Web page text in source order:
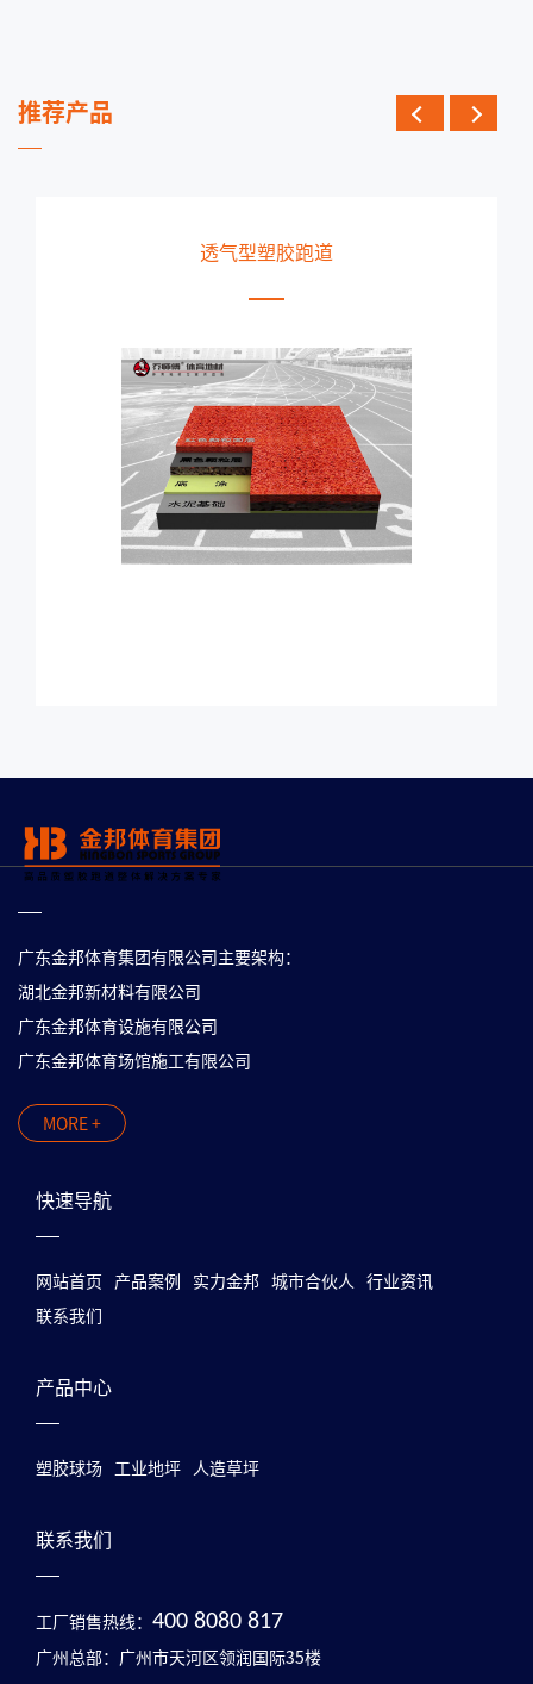
推荐产品
透气型塑胶跑道
广东金邦体育集团有限公司主要架构：
湖北金邦新材料有限公司
广东金邦体育设施有限公司
广东金邦体育场馆施工有限公司
MORE +
快速导航
网站首页 产品案例 实力金邦 城市合伙人 行业资讯
联系我们
产品中心
塑胶球场 工业地坪 人造草坪
联系我们
工厂销售热线： 400 8080 817
广州总部：广州市天河区领润国际35楼